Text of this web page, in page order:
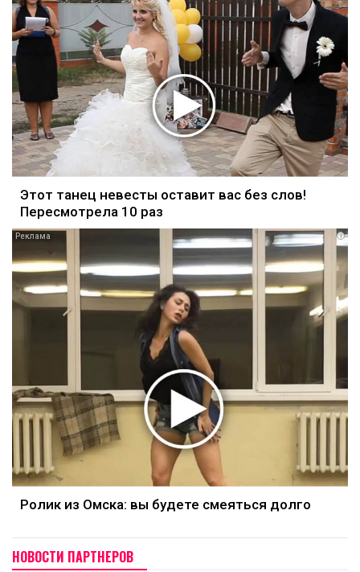
Этот танец невесты оставит вас без слов!
Пересмотрела 10 раз
i
Ролик из Омска: вы будете смеяться долго
НОВОСТИ ПАРТНЕРОВ